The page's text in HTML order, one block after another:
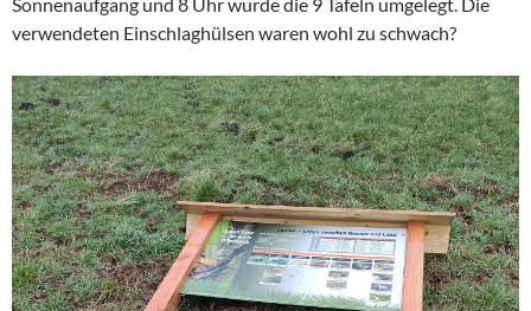
verwendeten Einschlaghülsen waren wohl zu schwach?